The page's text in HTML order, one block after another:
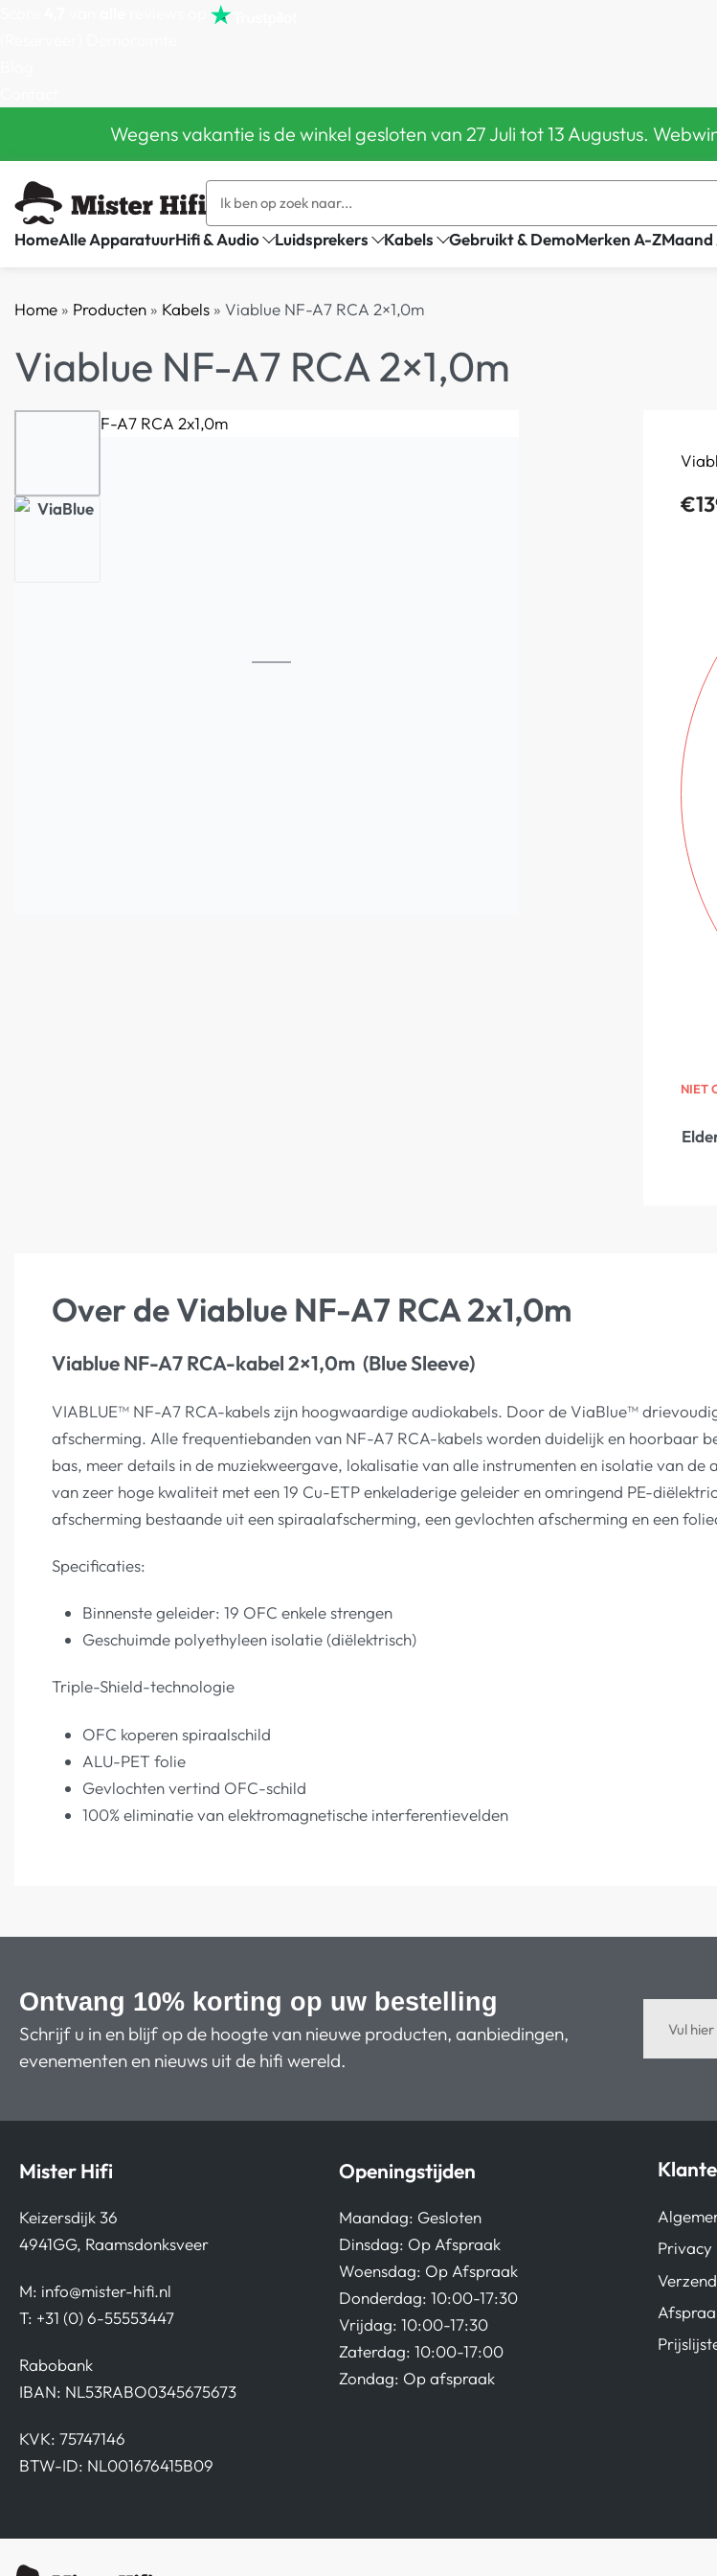
Wegens vakantie is de winkel gesloten van 27 Juli tot 13 Augustus.
HomeAlle ApparatuurHifi & Audio Luidsprekers Kabels Gebruikt & DemoMerken A-Z
Home » Producten » Kabels » Viablue NF-A7 RCA 2×1,0m
Viablue NF-A7 RCA 2×1,0m
€
NIET
Over de Viablue NF-A7 RCA 2x1,0m
Viablue NF-A7 RCA-kabel 2×1,0m (Blue Sleeve)
VIABLUE™ NF-A7 RCA-kabels zijn hoogwaardige audiokabels. Door de ViaBlue™
afscherming. Alle frequentiebanden van NF-A7 RCA-kabels worden duidelijk en hoorbaar
bas, meer details in de muziekweergave, lokalisatie van alle instrumenten en isolatie van
van zeer hoge kwaliteit met een 19 Cu-ETP enkeladerige geleider en omringend PE-
afscherming bestaande uit een spiraalafscherming, een gevlochten afscherming en een
Specificaties:
Binnenste geleider: 19 OFC enkele strengen
Geschuimde polyethyleen isolatie (diëlektrisch)
Triple-Shield-technologie
OFC koperen spiraalschild
ALU-PET folie
Gevlochten vertind OFC-schild
100% eliminatie van elektromagnetische interferentievelden
Ontvang 10% korting op uw bestelling
Schrijf u in en blijf op de hoogte van nieuwe producten, aanbiedingen,
evenementen en nieuws uit de hifi wereld.
Mister Hifi
Keizersdijk 36
4941GG, Raamsdonksveer
M: info@mister-hifi.nl
T: +31 (0) 6-55553447
Rabobank
IBAN: NL53RABO0345675673
KVK: 75747146
BTW-ID: NL001676415B09
Openingstijden
Maandag: Gesloten
Dinsdag: Op Afspraak
Woensdag: Op Afspraak
Donderdag: 10:00-17:30
Vrijdag: 10:00-17:30
Zaterdag: 10:00-17:00
Zondag: Op afspraak
Privacy